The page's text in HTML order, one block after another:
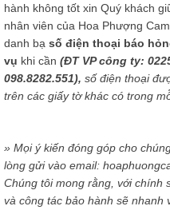
hành không tốt xin Quý khách
nhân viên của Hoa Phượng
danh bạ số điện thoại báo
vụ khi cần (ĐT VP công ty:
098.8282.551), số điện thoại
trên các giấy tờ khác có trong
» Mọi ý kiến đóng góp cho
lòng gửi vào email:
Chúng tôi mong rằng, với chính
và công tác bảo hành sẽ nhanh